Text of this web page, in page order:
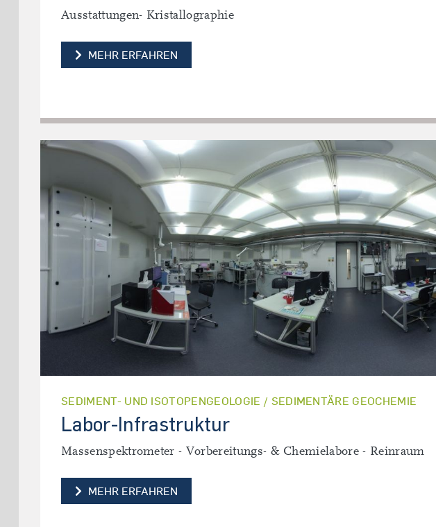
Ausstattungen- Kristallographie
MEHR ERFAHREN
SEDIMENT- UND ISOTOPENGEOLOGIE / SEDIMENTÄRE GEOCHEMIE
Labor-Infrastruktur
Massenspektrometer - Vorbereitungs- & Chemielabore - Reinraum
MEHR ERFAHREN